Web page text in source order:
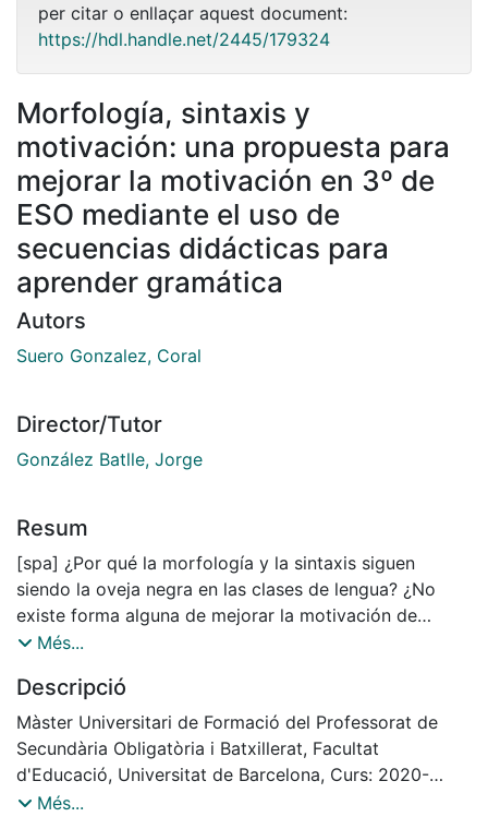
per citar o enllaçar aquest document:
https://hdl.handle.net/2445/179324
Morfología, sintaxis y
motivación: una propuesta para
mejorar la motivación en 3º de
ESO mediante el uso de
secuencias didácticas para
aprender gramática
Autors
Suero Gonzalez, Coral
Director/Tutor
González Batlle, Jorge
Resum
[spa] ¿Por qué la morfología y la sintaxis siguen
siendo la oveja negra en las clases de lengua? ¿No
existe forma alguna de mejorar la motivación de
nuestros alumnos al trabajar estos conceptos? Y, de
trabajo permite enlazar el temido Contenido clave de
morfología y sintaxis y aquello que los expertos
proponen en cuanto a motivación en el aula se refiere.
Para conseguir este propósito, MORFOLOGÍA,
SINTAXIS Y MOTIVACIÓN: Una propuesta para mejorar
Més...
Descripció
Màster Universitari de Formació del Professorat de
Secundària Obligatòria i Batxillerat, Facultat
d'Educació, Universitat de Barcelona, Curs: 2020-
2021, Tutor: Jorge González Batlle
Més...